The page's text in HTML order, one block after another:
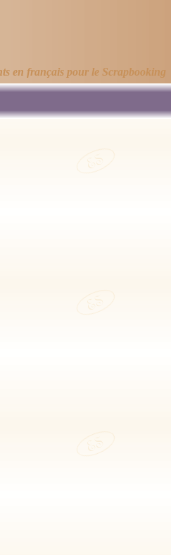
en français pour le Scrapbooking